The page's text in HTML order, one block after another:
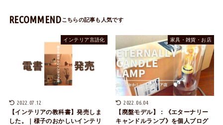
RECOMMEND
インテリア言語化
2022.07.12
【インテリアの教科書】発売しま
した。｜様子のおかしいインテリ
家具・雑貨・お店
2022.06.04
【廃盤モデル】：《エターナリー
キャンドルランプ》を個人ブログ